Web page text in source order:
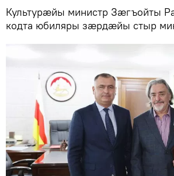
Культурӕйы министр Зӕгъойты
кодта юбиляры зӕрдӕйы стыр